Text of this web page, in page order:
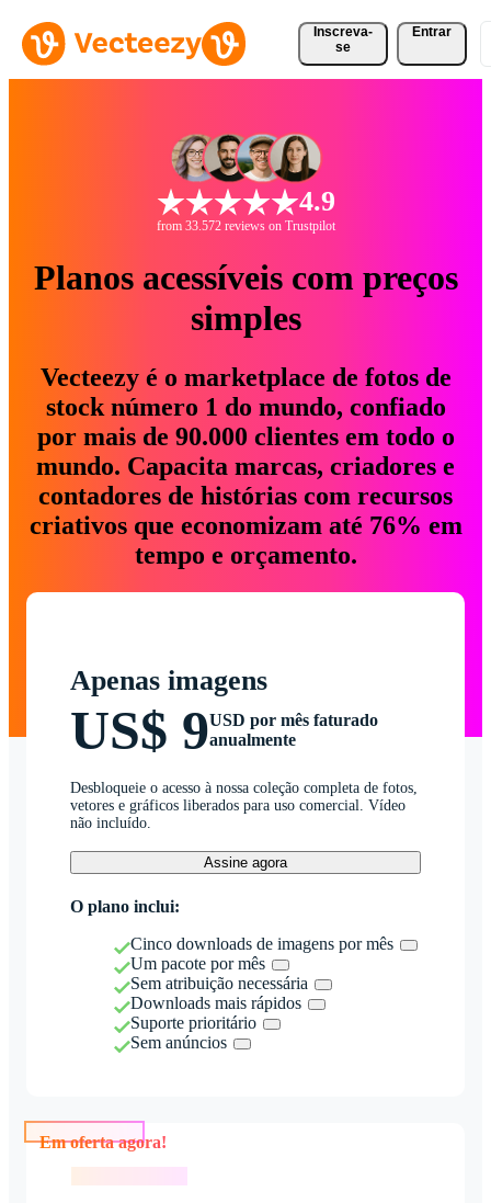
Inscreva-
se
Entrar
4.9
from 33.572 reviews on Trustpilot
Planos acessíveis com preços
simples
Vecteezy é o marketplace de fotos de
stock número 1 do mundo, confiado
por mais de 90.000 clientes em todo o
mundo. Capacita marcas, criadores e
contadores de histórias com recursos
criativos que economizam até 76% em
tempo e orçamento.
Apenas imagens
US$ 9USD por mês faturado
anualmente
Desbloqueie o acesso à nossa coleção completa de fotos,
vetores e gráficos liberados para uso comercial. Vídeo
não incluído.
Assine agora
O plano inclui:
Cinco downloads de imagens por mês
Um pacote por mês
Sem atribuição necessária
Downloads mais rápidos
Suporte prioritário
Sem anúncios